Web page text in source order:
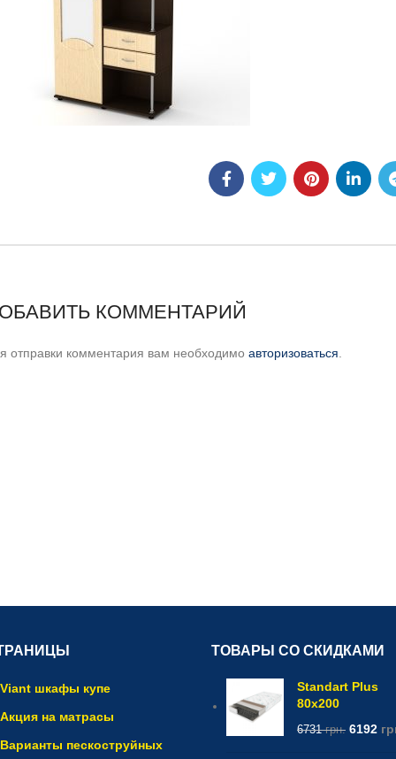
КОММЕНТАРИЙ
отправки комментария вам необходимо авторизоваться
Viant шкафы купе
Акция на матрасы
Варианты пескоструйных
ТОВАРЫ СО СКИДКАМИ
Standart Plus
80x200
6731грн. 6192